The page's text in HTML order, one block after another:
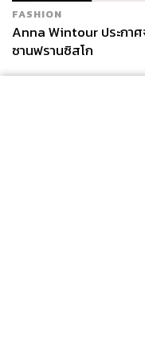
FASHION
Anna Wintour ประกา
ซานฟรานซิสโก